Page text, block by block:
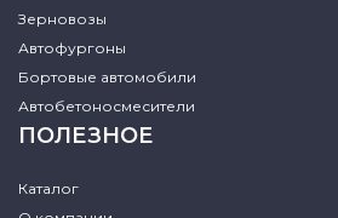
Зерновозы
Автофургоны
Бортовые автомобили
Автобетоносмесители
ПОЛЕЗНОЕ
Каталог